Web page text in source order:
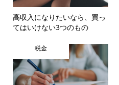
高収入になりたいなら、買っ
てはいけない3つのもの
税金